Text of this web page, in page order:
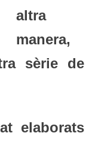
altra
manera,
sèrie de
elaborats